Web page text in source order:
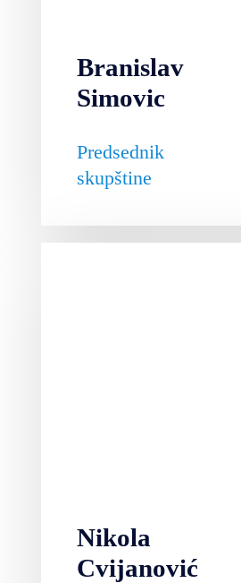
Branislav
Simovic
Predsednik
skupštine
Nikola
Cvijanović